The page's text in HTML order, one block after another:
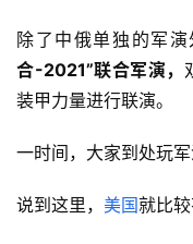
除了中俄单独的军演
合-2021”联合军演，
装甲力量进行联演。
一时间，大家到处玩军
说到这里， 美国就比